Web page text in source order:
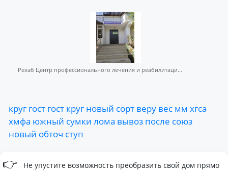
Рехаб Центр профессионального лечения и реабилитаци...
круг гост гост круг новый сорт веру вес мм хгса
хмфа южный сумки лома вывоз после союз
новый обточ ступ
👉
Не упустите возможность преобразить свой дом прямо